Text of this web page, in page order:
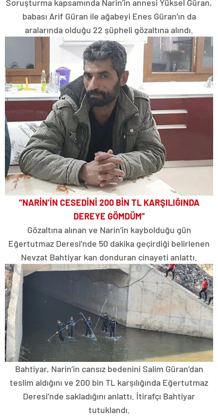
Soruşturma kapsamında Narin’in annesi Yüksel Güran,
babası Arif Güran ile ağabeyi Enes Güran’ın da
aralarında olduğu 22 şüpheli gözaltına alındı.
“NARİN’İN CESEDİNİ 200 BİN TL KARŞILIĞINDA
DEREYE GÖMDÜM”
Gözaltına alınan ve Narin’in kaybolduğu gün
Eğertutmaz Deresi’nde 50 dakika geçirdiği belirlenen
Nevzat Bahtiyar kan donduran cinayeti anlattı.
Bahtiyar, Narin’in cansız bedenini Salim Güran’dan
teslim aldığını ve 200 bin TL karşılığında Eğertutmaz
Deresi’nde sakladığını anlattı. İtirafçı Bahtiyar
tutuklandı.